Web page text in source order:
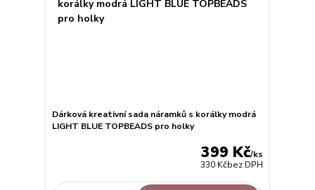
Dárková kreativní sada náramků s korálky modrá
LIGHT BLUE TOPBEADS pro holky
399 Kč/ks
330 Kčbez DPH